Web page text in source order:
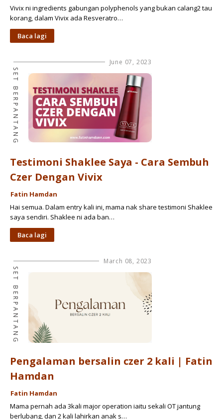
Vivix ni ingredients gabungan polyphenols yang bukan calang2 tau
korang, dalam Vivix ada Resveratro…
Baca lagi
June 07, 2023
SET BERPANTANG
Testimoni Shaklee Saya - Cara Sembuh
Czer Dengan Vivix
Fatin Hamdan
Hai semua. Dalam entry kali ini, mama nak share testimoni Shaklee
saya sendiri. Shaklee ni ada ban…
Baca lagi
March 08, 2023
SET BERPANTANG
Pengalaman bersalin czer 2 kali | Fatin
Hamdan
Fatin Hamdan
Mama pernah ada 3kali major operation iaitu sekali OT jantung
berlubang, dan 2 kali lahirkan anak s…